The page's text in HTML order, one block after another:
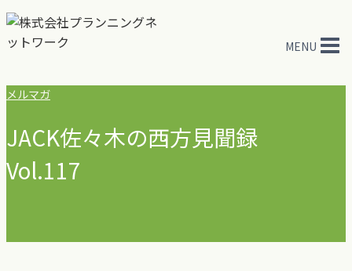
内
を
キ
プ
MENU
メルマガ
JACK佐々木の西方見聞録
Vol.117